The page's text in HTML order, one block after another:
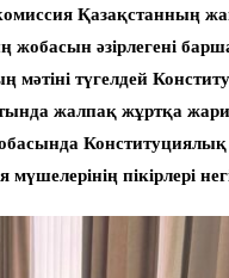
Қазақстанның
әзірлегені
түгелдей
жалпақ жұртқа
мүшелерінің пікірлері